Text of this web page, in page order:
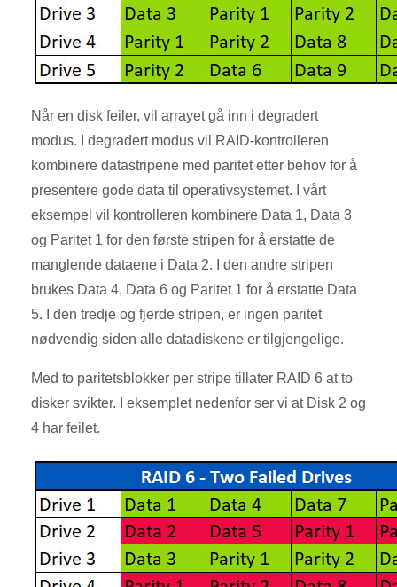
Når en disk feiler, vil arrayet gå inn i degradert
modus. I degradert modus vil RAID-kontrolleren
kombinere datastripene med paritet etter behov for å
presentere gode data til operativsystemet. I vårt
eksempel vil kontrolleren kombinere Data 1, Data 3
og Paritet 1 for den første stripen for å erstatte de
manglende dataene i Data 2. I den andre stripen
brukes Data 4, Data 6 og Paritet 1 for å erstatte Data
5. I den tredje og fjerde stripen, er ingen paritet
nødvendig siden alle datadiskene er tilgjengelige.
Med to paritetsblokker per stripe tillater RAID 6 at to
disker svikter. I eksemplet nedenfor ser vi at Disk 2 og
4 har feilet.